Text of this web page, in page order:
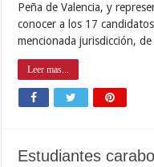
Peña de Valencia, y
conocer a los 17
mencionada jurisdicción,
Leer mas...
Estudiantes